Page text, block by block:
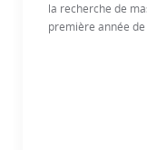
la recherche de
première année